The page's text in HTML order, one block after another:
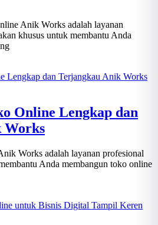
Anik Works adalah layanan
khusus untuk membantu Anda
Online Lengkap dan
Works
Works adalah layanan profesional
Anda membangun toko online